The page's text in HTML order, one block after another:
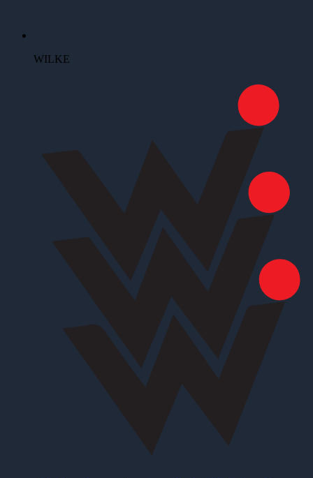
WILKE